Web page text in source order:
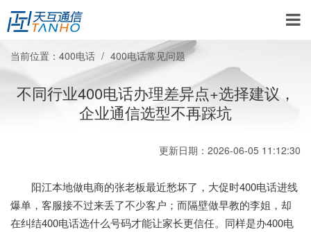
当前位置： 400电话 400电话常见问题
不同行业400电话办理差异点+选择建议，
企业通信选型不再踩坑
更新日期：2026-06-05 11:12:30
阳江本地做电商的张老板最近愁坏了，大促时400电话进线
爆单，客服接不过来丢了不少客户；而隔壁做早教的李姐，却
在纠结400电话选什么号码才能让家长更信任。同样是办400电